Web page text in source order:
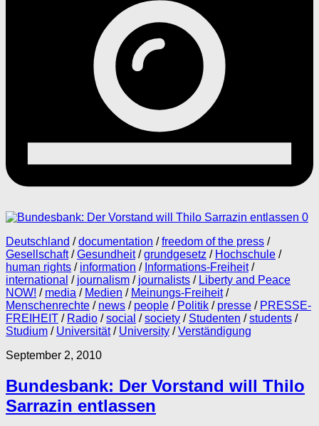
0
Deutschland /documentation /freedom of the press /
Gesellschaft/Gesundheit/grundgesetz / Hochschule /
human rights / information / Informations-Freiheit/
international / journalism / journalists / Liberty and Peace
NOW! / media / Medien / Meinungs-Freiheit/
Menschenrechte / news / people / Politik / presse / PRESSE-
FREIHEIT / Radio /social /society / Studenten /students /
Studium / Universität/ University /Verständigung
September 2, 2010
Bundesbank: Der Vorstand will Thilo
Sarrazin entlassen